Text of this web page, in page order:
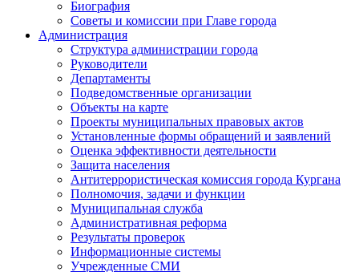
Биография
Советы и комиссии при Главе города
Администрация
Структура администрации города
Руководители
Департаменты
Подведомственные организации
Объекты на карте
Проекты муниципальных правовых актов
Установленные формы обращений и заявлений
Оценка эффективности деятельности
Защита населения
Антитеррористическая комиссия города Кургана
Полномочия, задачи и функции
Муниципальная служба
Административная реформа
Результаты проверок
Информационные системы
Учрежденные СМИ